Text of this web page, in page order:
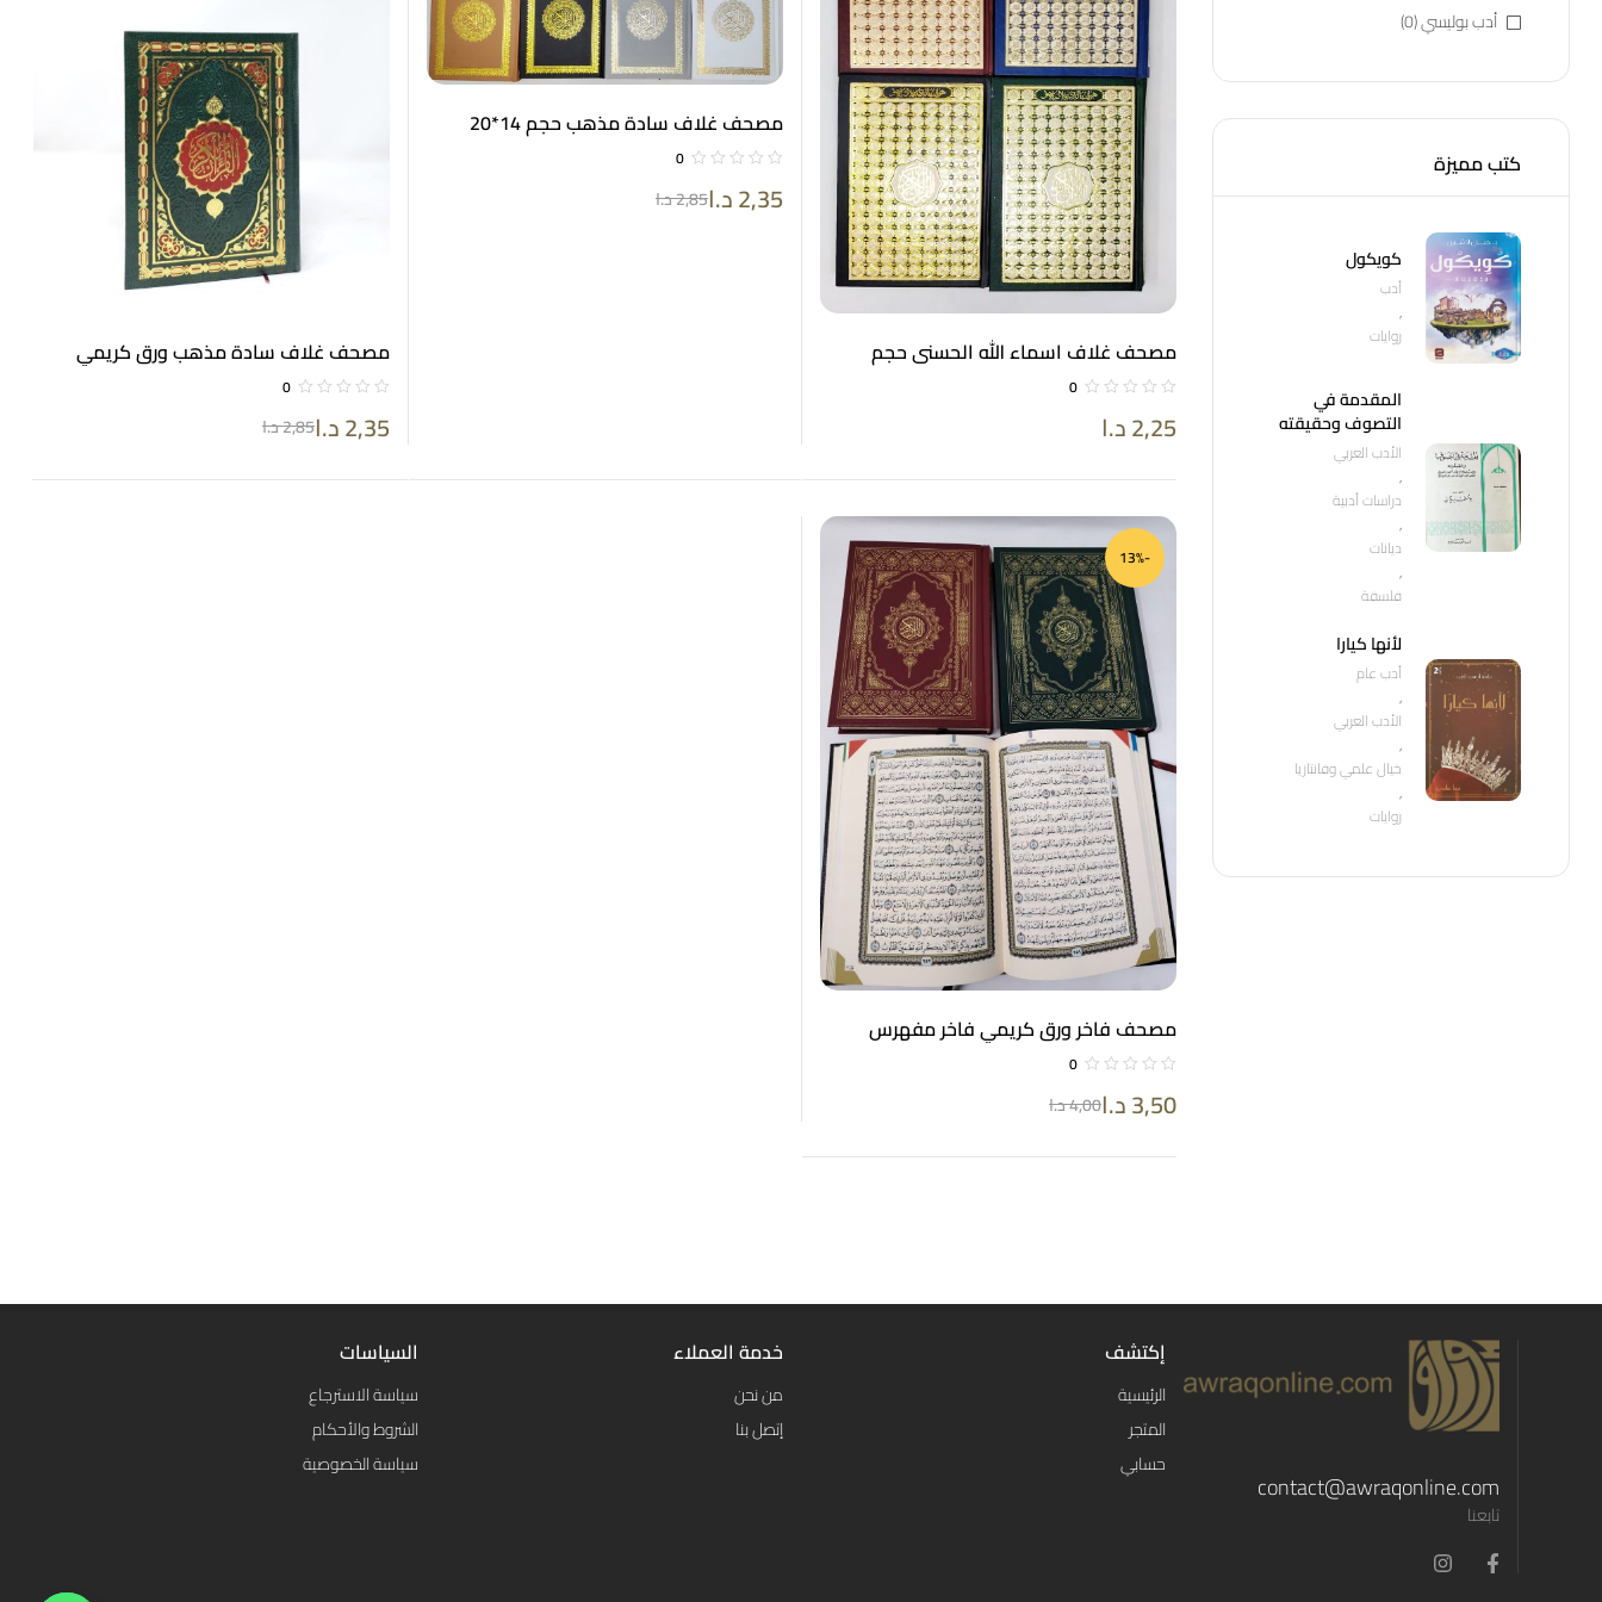
مصحف غلاف اسماء الله الحسنى حجم
14*20
0
2,25د.ا
مصحف غلاف سادة مذهب حجم 14*20
0
2,85د.ا 2,35د.ا
مصحف غلاف سادة مذهب ورق كريمي
14*20
0
2,85د.ا 2,35د.ا
-13%
مصحف فاخر ورق كريمي فاخر مفهرس
14*20
0
4,00د.ا 3,50د.ا
أدب بوليسي(0)
كتب مميزة
كويكول
أدب
,
روايات
المقدمة في
التصوف وحقيقته
الأدب العربي
,
دراسات أدبية
,
ديانات
,
فلسفة
لأنها كيارا
أدب عام
,
الأدب العربي
,
خيال علمي وفانتازيا
,
روايات
contact@awraqonline.com
تابعنا
إكتشف
الرئيسية
المتجر
حسابي
خدمة العملاء
من نحن
إتصل بنا
السياسات
سياسة الاسترجاع
الشروط والأحكام
سياسة الخصوصية